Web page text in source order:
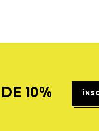
10%